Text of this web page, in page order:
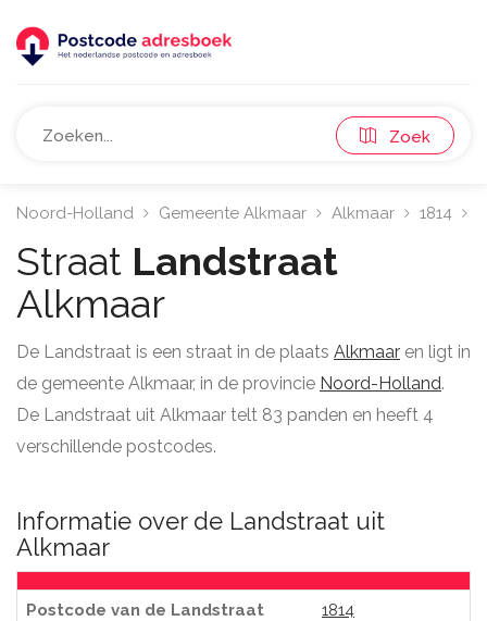
Zoek
Noord-Holland Gemeente Alkmaar Alkmaar 1814
Straat Landstraat
Alkmaar
De Landstraat is een straat in de plaats Alkmaar en ligt in
de gemeente Alkmaar, in de provincie Noord-Holland.
De Landstraat uit Alkmaar telt 83 panden en heeft 4
verschillende postcodes.
Informatie over de Landstraat uit
Alkmaar
Postcode van de Landstraat 1814